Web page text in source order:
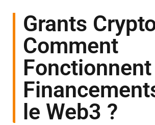
Grants
Comment
le Web3 ?